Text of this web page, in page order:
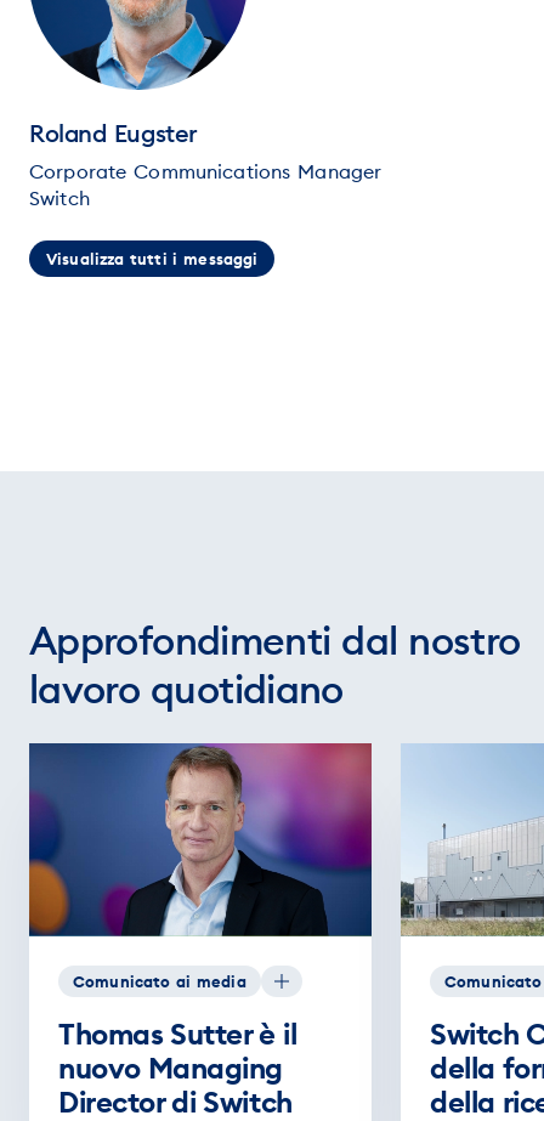
Roland Eugster
Corporate Communications Manager
Switch
Visualizza tutti i messaggi
Approfondimenti dal nostro
lavoro quotidiano
Comunicato ai media
Thomas Sutter è il
nuovo Managing
Director di Switch
Switch
della
della